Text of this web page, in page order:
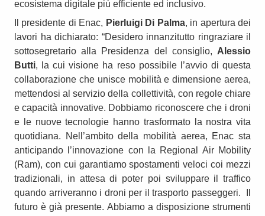
ecosistema digitale più efficiente ed inclusivo.
Il presidente di Enac, Pierluigi Di Palma, in apertura dei
lavori ha dichiarato: “Desidero innanzitutto ringraziare il
sottosegretario alla Presidenza del consiglio, Alessio
Butti, la cui visione ha reso possibile l’avvio di questa
collaborazione che unisce mobilità e dimensione aerea,
mettendosi al servizio della collettività, con regole chiare
e capacità innovative. Dobbiamo riconoscere che i droni
e le nuove tecnologie hanno trasformato la nostra vita
quotidiana. Nell’ambito della mobilità aerea, Enac sta
anticipando l’innovazione con la Regional Air Mobility
(Ram), con cui garantiamo spostamenti veloci coi mezzi
tradizionali, in attesa di poter poi sviluppare il traffico
quando arriveranno i droni per il trasporto passeggeri. Il
futuro è già presente. Abbiamo a disposizione strumenti